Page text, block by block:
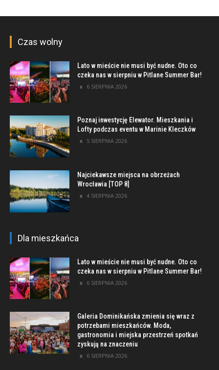
Czas wolny
Lato w mieście nie musi być nudne. Oto co
czeka nas w sierpniu w Pitlane Summer Bar!
6 SIERPNIA 2026
Poznaj inwestycję Elewator. Mieszkania i
Lofty podczas eventu w Marinie Kleczków
5 SIERPNIA 2026
Najciekawsze miejsca na obrzeżach
Wrocławia [TOP 8]
4 SIERPNIA 2026
Dla mieszkańca
Lato w mieście nie musi być nudne. Oto co
czeka nas w sierpniu w Pitlane Summer Bar!
6 SIERPNIA 2026
Galeria Dominikańska zmienia się wraz z
potrzebami mieszkańców. Moda,
gastronomia i miejska przestrzeń spotkań
zyskują na znaczeniu
6 SIERPNIA 2026